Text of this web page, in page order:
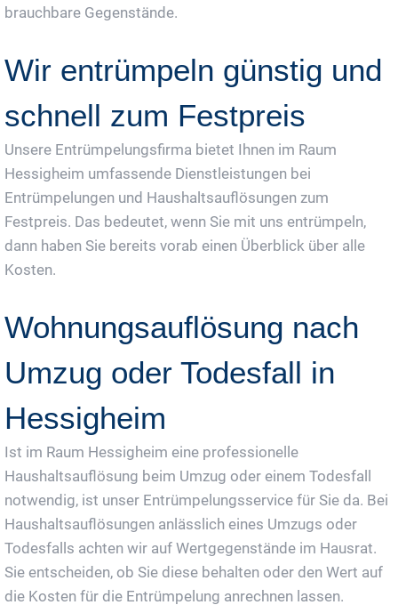
brauchbare Gegenstände.
Wir entrümpeln günstig und
schnell zum Festpreis
Unsere Entrümpelungsfirma bietet Ihnen im Raum
Hessigheim umfassende Dienstleistungen bei
Entrümpelungen und Haushaltsauflösungen zum
Festpreis. Das bedeutet, wenn Sie mit uns entrümpeln,
dann haben Sie bereits vorab einen Überblick über alle
Kosten.
Wohnungsauflösung nach
Umzug oder Todesfall in
Hessigheim
Ist im Raum Hessigheim eine professionelle
Haushaltsauflösung beim Umzug oder einem Todesfall
notwendig, ist unser Entrümpelungsservice für Sie da. Bei
Haushaltsauflösungen anlässlich eines Umzugs oder
Todesfalls achten wir auf Wertgegenstände im Hausrat.
Sie entscheiden, ob Sie diese behalten oder den Wert auf
die Kosten für die Entrümpelung anrechnen lassen.